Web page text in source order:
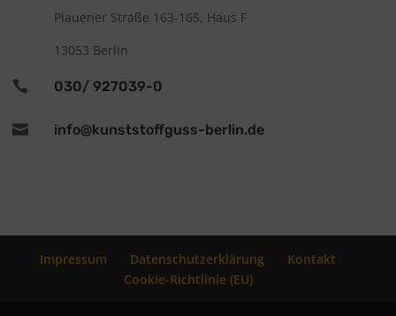
Plauener Straße 163-165, Haus F
13053 Berlin
 030/ 927039-0
 info@kunststoffguss-berlin.de
Impressum Datenschutzerklärung
Kontakt
Cookie-Richtlinie (EU)